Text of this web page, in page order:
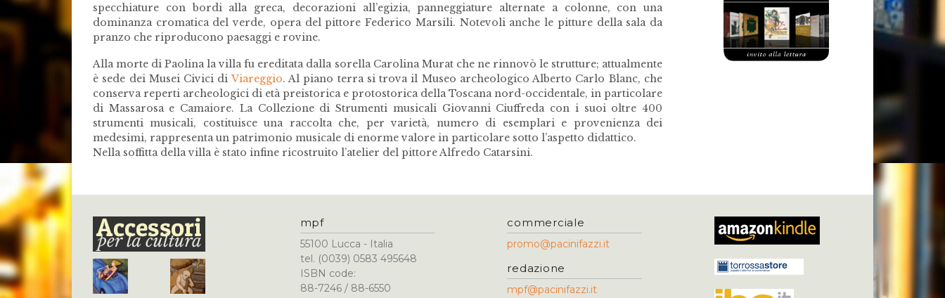
specchiature con bordi alla greca, decorazioni all’egizia, panneggiature alternate a colonne, con una
dominanza cromatica del verde, opera del pittore Federico Marsili. Notevoli anche le pitture della sala da
pranzo che riproducono paesaggi e rovine.
Alla morte di Paolina la villa fu ereditata dalla sorella Carolina Murat che ne rinnovò le strutture; attualmente
è sede dei Musei Civici diViareggio. Al piano terra si trova il Museo archeologico Alberto Carlo Blanc, che
conserva reperti archeologici di età preistorica e protostorica della Toscana nord-occidentale, in particolare
di Massarosa e Camaiore. La Collezione di Strumenti musicali Giovanni Ciuffreda con i suoi oltre 400
strumenti musicali, costituisce una raccolta che, per varietà, numero di esemplari e provenienza dei
medesimi, rappresenta un patrimonio musicale di enorme valore in particolare sotto l’aspetto didattico.
Nella soffitta della villa è stato infine ricostruito l’atelier del pittore Alfredo Catarsini.
mpf
55100 Lucca - Italia
tel. (0039) 0583 495648
ISBN code:
88-7246 / 88-6550
commerciale
promo@pacinifazzi.it
redazione
mpf@pacinifazzi.it